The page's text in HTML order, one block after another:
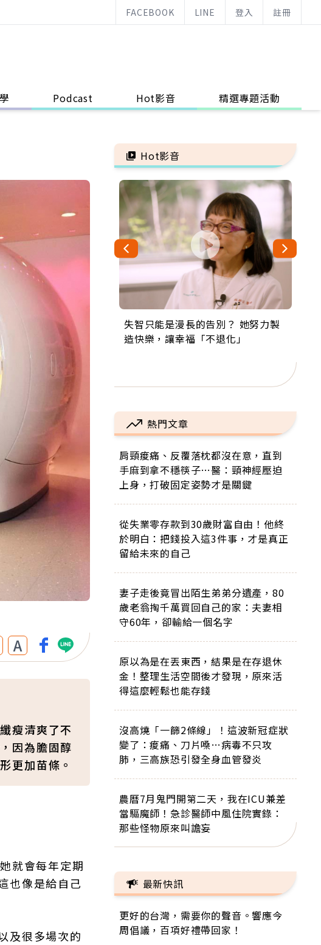
FACEBOOK LINE 登入 註冊
Podcast Hot影音 精選專題活動
A
瘦清爽了不
因為膽固醇
更加苗條。
就會每年定期
也像是給自己
及很多場次的
Hot影音
失智只能是漫長的告別？ 她努力製
造快樂，讓幸福「不退化」
來自剛果的巧克力神父 為台灣奉獻
36年 「台灣是我的家，我連作夢都
63歲卸矽谷副總、搬回台灣找快
樂！「蛋黃哥小丑」走進安養院，
104歲打破金氏世界紀錄 成為全球
最年長羽球選手，分享長壽的秘密
事業巔峰他選擇追夢…黑手阿伯拉
小提琴還登上小巨蛋！連CNN都大
熱門文章
肩頸痠痛、反覆落枕都沒在意，直到
手麻到拿不穩筷子…醫：頸神經壓迫
上身，打破固定姿勢才是關鍵
從失業零存款到30歲財富自由！他終
於明白：把錢投入這3件事，才是真正
留給未來的自己
妻子走後竟冒出陌生弟弟分遺產，80
歲老翁掏千萬買回自己的家：夫妻相
守60年，卻輸給一個名字
原以為是在丟東西，結果是在存退休
金！整理生活空間後才發現，原來活
得這麼輕鬆也能存錢
沒高燒「一篩2條線」！這波新冠症狀
變了：痠痛、刀片嗓…病毒不只攻
肺，三高族恐引發全身血管發炎
農曆7月鬼門開第二天，我在ICU兼差
當驅魔師！急診醫師中風住院實錄：
那些怪物原來叫譫妄
最新快訊
更好的台灣，需要你的聲音。響應今
周倡議，百項好禮帶回家！